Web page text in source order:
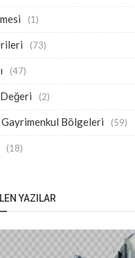
(1)
(73)
(47)
(2)
Gayrimenkul Bölgeleri (59)
(18)
YAZILAR